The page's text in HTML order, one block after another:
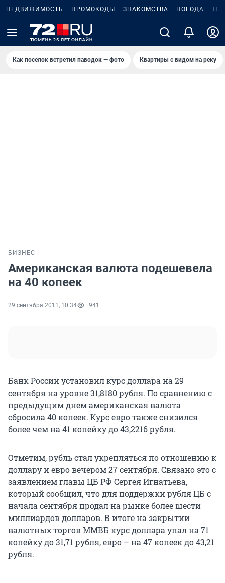
НЕДВИЖИМОСТЬ ПРОМОКОДЫ ЗНАКОМСТВА ПОГОДА
Как поселок встретил паводок — фото Квартиры с видом на реку
БИЗНЕС
Американская валюта подешевела
на 40 копеек
29 сентября 2011, 10:34 941
Банк России установил курс доллара на 29
сентября на уровне 31,8180 рубля. По сравнению с
предыдущим днем американская валюта
сбросила 40 копеек. Курс евро также снизился
более чем на 41 копейку до 43,2216 рубля.
Отметим, рубль стал укрепляться по отношению к
доллару и евро вечером 27 сентября. Связано это с
заявлением главы ЦБ РФ Сергея Игнатьева,
который сообщил, что для поддержки рубля ЦБ с
начала сентября продал на рынке более шести
миллиардов долларов. В итоге на закрытии
валютных торгов ММВБ курс доллара упал на 71
копейку до 31,71 рубля, евро – на 47 копеек до 43,21
рубля.